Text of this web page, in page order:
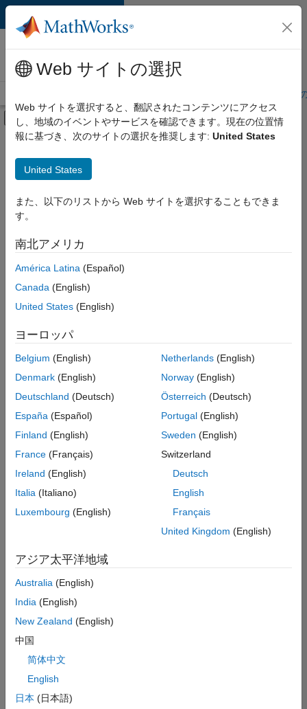
コンテンツへスキップ
MathWorks 採用
情報
学生・キャリア初期
オフキャンバス ナビゲーション メ
メインコンテンツ
絞り込み条件
企業向けセールス
カスタマー サポート
教育機関向けセールス
マーケティング コミュニケーション
選
し
人
の
保
存
一
部
人
情
は
翻
れ
い
ま
せ
ご
希
望
地
Web サイトの選択
Web サイトを選択すると、翻訳されたコンテンツにアクセス
し、地域のイベントやサービスを確認できます。現在の位置情
報に基づき、次のサイトの選択を推奨します: United States
United States
また、以下のリストから Web サイトを選択することもできま
す。
南北アメリカ
América Latina (Español)
Canada (English)
United States (English)
ヨーロッパ
Belgium (English)
Denmark (English)
Deutschland (Deutsch)
España (Español)
Finland (English)
France (Français)
Ireland (English)
Italia (Italiano)
Luxembourg (English)
Netherlands(English)
Norway(English)
Österreich (Deutsch)
Portugal(English)
Sweden (English)
Switzerland
Deutsch
English
Français
United Kingdom (English)
アジア太平洋地域
Australia (English)
India (English)
New Zealand (English)
中国
简体中文
English
日本 (日本語)